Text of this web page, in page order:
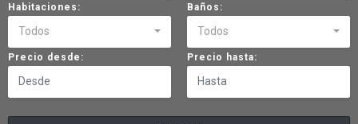
Habitaciones:
Todos
Baños:
Todos
Precio desde: Precio hasta: